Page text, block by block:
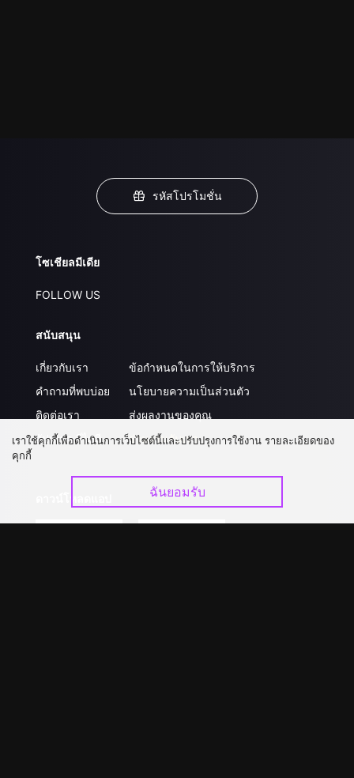
รหัสโปรโมชั่น
โซเชียลมีเดีย
FOLLOW US
สนับสนุน
เกี่ยวกับเรา
คำถามที่พบบ่อย
ติดต่อเรา
อัปเกรด วีไอพี
ข้อกำหนดในการให้บริการ
นโยบายความเป็นส่วนตัว
ส่งผลงานของคุณ
ร่วมงานกับเรา
เราใช้คุกกี้เพื่อดำเนินการเว็บไซต์นี้และปรับปรุงการใช้งาน รายละเอียดของ
คุกกี้
ฉันยอมรับ